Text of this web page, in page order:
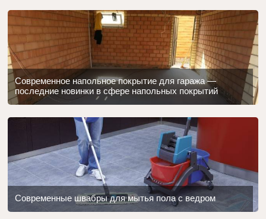
Современное напольное покрытие для гаража —
последние новинки в сфере напольных покрытий
Современные швабры для мытья пола с ведром